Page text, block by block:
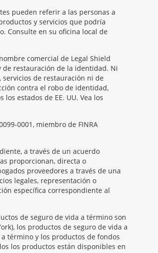
pueden referir a las personas a
y servicios que podría
Consulte en su oficina local de
comercial de Legal Shield
de restauración de la identidad. Ni
de restauración ni de
contra el robo de identidad,
estados de EE. UU. Vea los
0001, miembro de FINRA
a través de un acuerdo
proporcionan, directa o
proveedores a través de una
legales, representación o
específica correspondiente al
de seguro de vida a término son
los productos de seguro de vida a
término y los productos de fondos
los productos están disponibles en